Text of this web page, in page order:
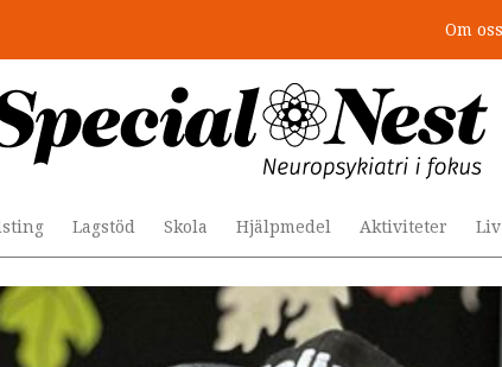
Om oss
Lagstöd Skola Hjälpmedel Aktiviteter
stödet bort”